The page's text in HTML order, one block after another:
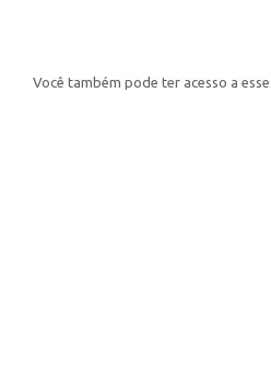
Você também pode ter acesso a